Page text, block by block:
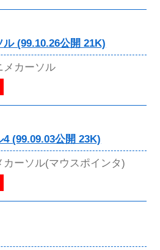
(99.10.26公開 21K)
メカーソル
(99.09.03公開 23K)
ーソル(マウスポインタ)